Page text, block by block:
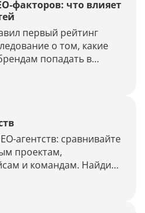
факторов: что влияет
первый рейтинг
о том, какие
попадать в
агентств: сравнивайте
проектам,
и командам. Найдите
в ChatGPT,
добавьте своё